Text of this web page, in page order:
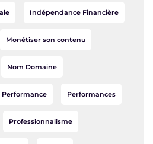
Indépendance Financière
Monétiser son contenu
Nom Domaine
Performance Performances
Professionnalisme